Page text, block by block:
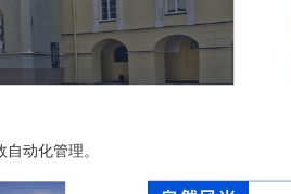
动化管理。